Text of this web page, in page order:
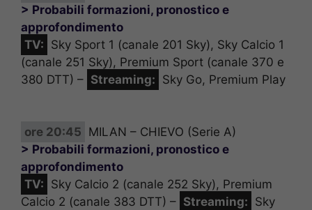
> Probabili formazioni, pronostico e
approfondimento
TV: Sky Sport 1 (canale 201 Sky), Sky Calcio 1
(canale 251 Sky), Premium Sport (canale 370 e
380 DTT) – Streaming: Sky Go, Premium Play
ore 20:45 MILAN – CHIEVO (Serie A)
> Probabili formazioni, pronostico e
approfondimento
TV: Sky Calcio 2 (canale 252 Sky), Premium
Calcio 2 (canale 383 DTT) – Streaming: Sky